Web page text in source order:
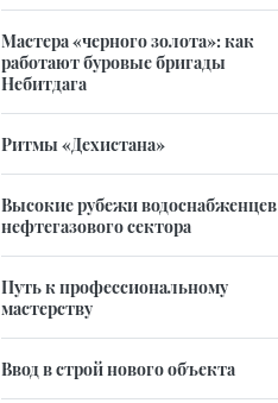
Мастера «черного золота»: как
работают буровые бригады
Небитдага
Ритмы «Дехистана»
Высокие рубежи водоснабженцев
нефтегазового сектора
Путь к профессиональному
мастерству
Ввод в строй нового объекта